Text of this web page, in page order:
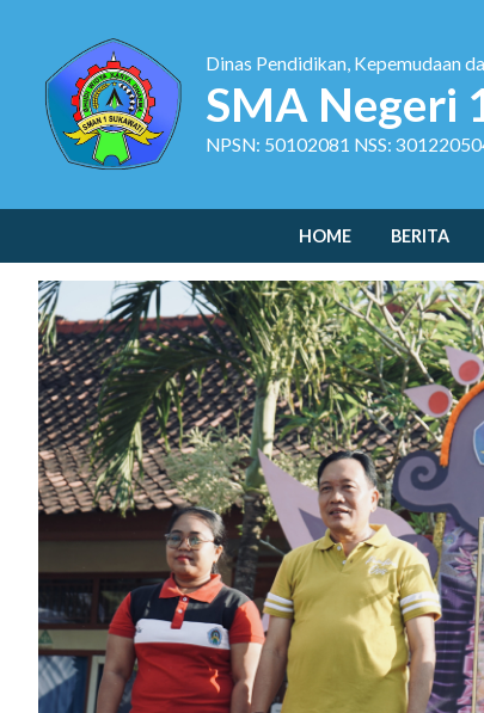
Dinas Pendidikan, Kepemudaan
SMA Negeri
NPSN: 50102081 NSS:
HOME BERITA